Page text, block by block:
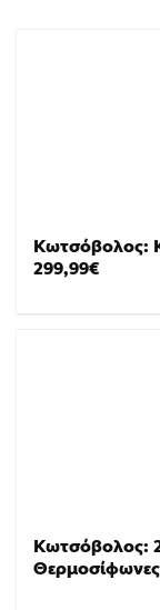
Κωτσόβολος:
299,99€
Κωτσόβολος: